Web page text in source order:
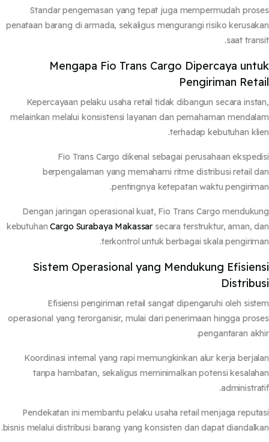
Standar pengemasan yang tepat juga mempermudah
penataan barang di armada, sekaligus mengurangi risiko
saat
Mengapa Fio Trans Cargo Dipercaya
Pengiriman
Kepercayaan pelaku usaha retail tidak dibangun secara
melainkan melalui konsistensi layanan dan pemahaman
terhadap kebutuhan
Fio Trans Cargo dikenal sebagai perusahaan
berpengalaman yang memahami ritme distribusi retail
pentingnya ketepatan waktu
Dengan jaringan operasional kuat, Fio Trans Cargo
kebutuhanCargo Surabaya Makassarsecara terstruktur, aman,
terkontrol untuk berbagai skala
Sistem Operasional yang Mendukung
Efisiensi pengiriman retail sangat dipengaruhi oleh
operasional yang terorganisir, mulai dari penerimaan hingga
pengantaran
Koordinasi internal yang rapi memungkinkan alur kerja
tanpa hambatan, sekaligus meminimalkan potensi
Pendekatan ini membantu pelaku usaha retail menjaga
bisnis melalui distribusi barang yang konsisten dan dapat